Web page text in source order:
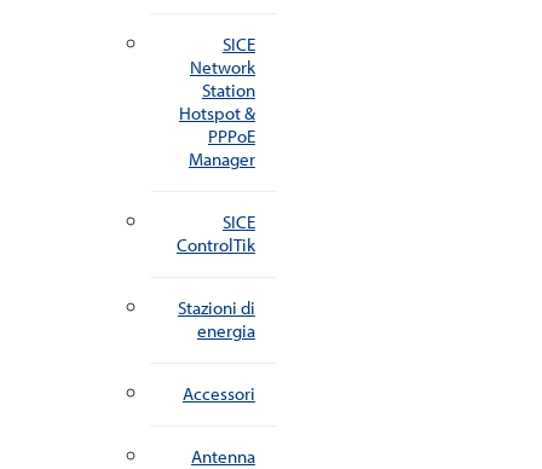
SICE
Network
Station
Hotspot &
PPPoE
Manager
SICE
ControlTik
Stazioni di
energia
Accessori
Antenna